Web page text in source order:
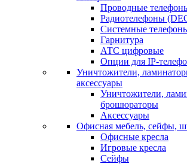
Проводные
Радиотелефоны
Системные
Гарнитура
АТС цифровые
Опции для IP-
Уничтожители,
аксессуары
Уничтожители,
брошюраторы
Аксессуары
Офисная мебель, сейфы,
Офисные кресла
Игровые кресла
Сейфы